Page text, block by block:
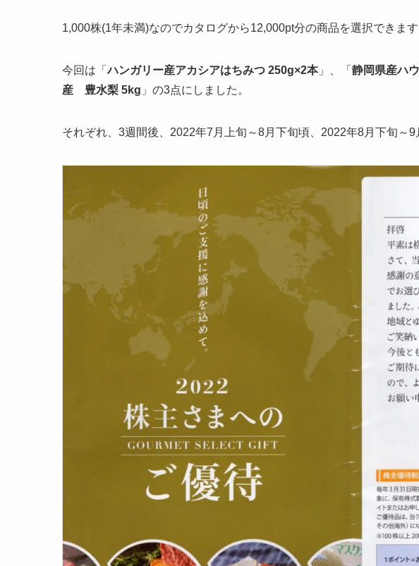
1,000株(1年未満)なのでカタログから12,000pt分の商品を選択できます
今回は「ハンガリー産アカシアはちみつ 250g×2本」、「 静岡県産ハ
産 豊水梨 5kg 」の3点にしました。
それぞれ、3週間後、2022年7月上旬～8月下旬頃、2022年8月下旬～9